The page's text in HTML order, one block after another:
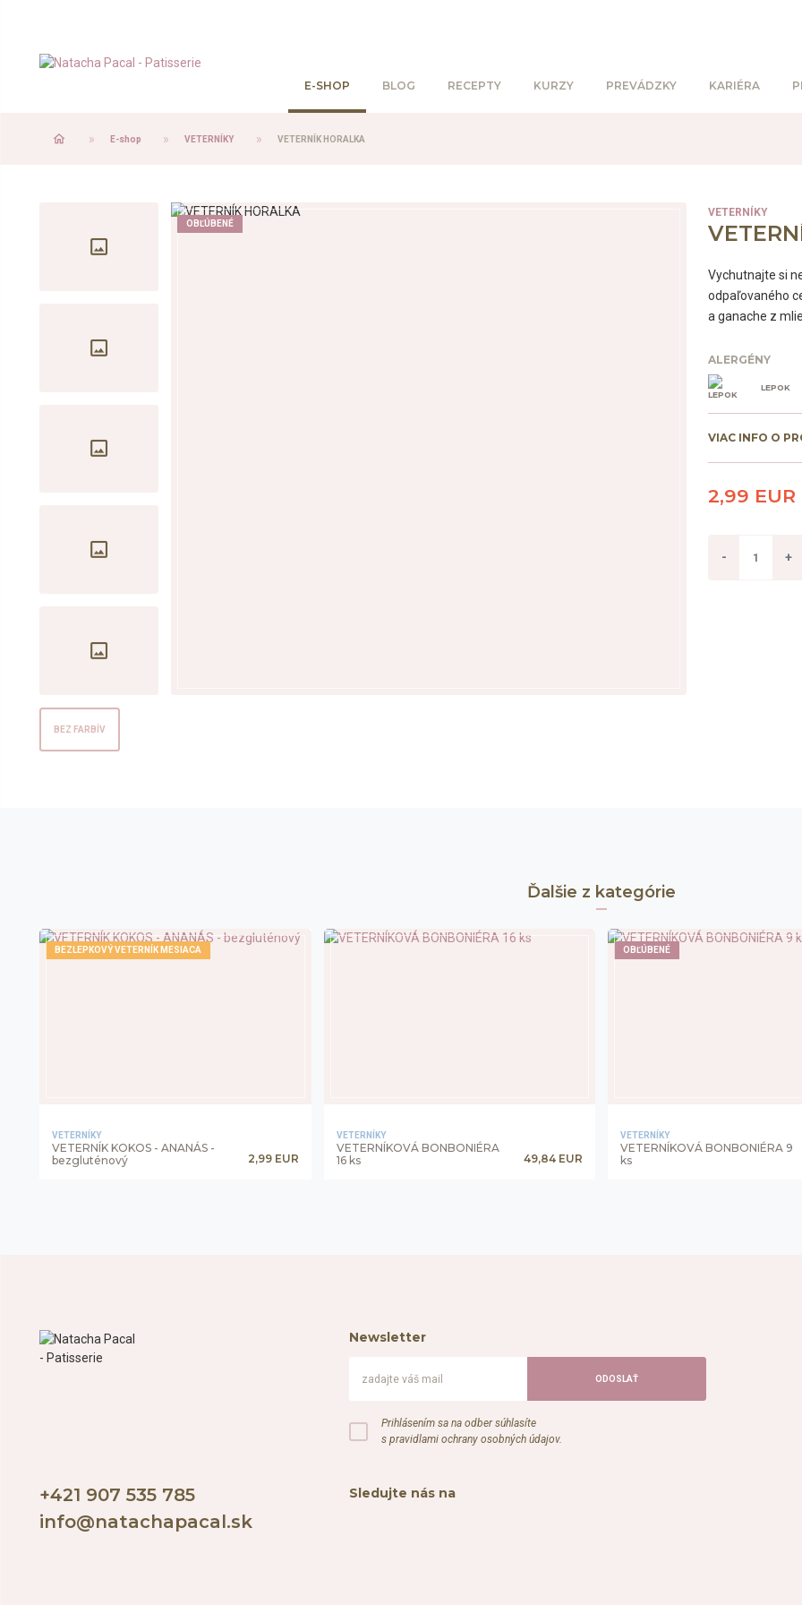
E-SHOP BLOG RECEPTY KURZY PREVÁDZKY KARIÉRA
home E-shop VETERNÍKY VETERNÍK HORALKA
OBĽÚBENÉ
BEZ FARBÍV
VETERNÍKY
Vychutnajte si
odpaľovaného
a ganache z
ALERGÉNY
LEPOK
VIAC INFO O
2,99 EUR
- +
Ďalšie z kategórie
BEZLEPKOVÝ VETERNÍK MESIACA
VETERNÍKY
VETERNÍK KOKOS - ANANÁS -
bezgluténový
2,99 EUR
VETERNÍKY
VETERNÍKOVÁ BONBONIÉRA
16 ks
49,84 EUR
OBĽÚBENÉ
VETERNÍKY
VETERNÍKOVÁ BONBONIÉRA 9
ks
+421 907 535 785
info@natachapacal.sk
Newsletter
Prihlásením sa na odber súhlasíte
s pravidlami ochrany osobných údajov.
Sledujte nás na